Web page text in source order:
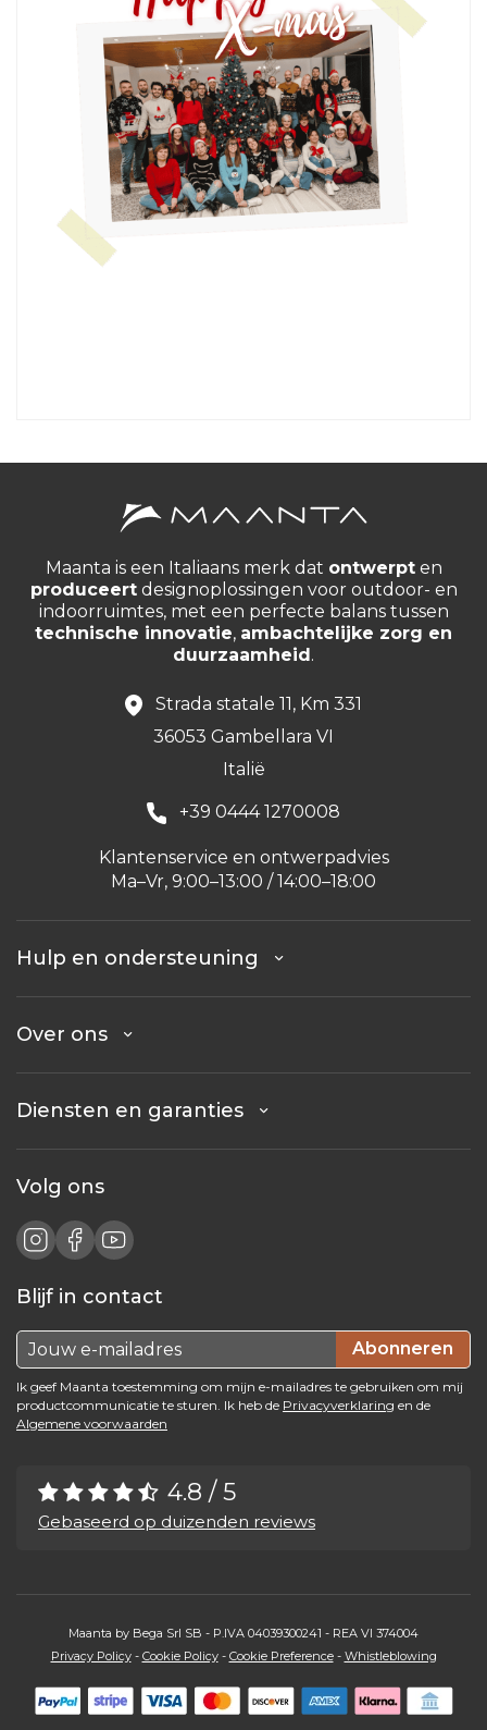
Maanta is een Italiaans merk dat ontwerpten
produceertdesignoplossingen voor outdoor- en
indoorruimtes, met een perfecte balans tussen
technische innovatie, ambachtelijke zorg en
duurzaamheid.
Strada statale 11, Km 331
36053 Gambellara VI
Italië
+39 0444 1270008
Klantenservice en ontwerpadvies
Ma–Vr, 9:00–13:00 / 14:00–18:00
Hulp en ondersteuning
Over ons
Diensten en garanties
Volg ons
Blijf in contact
Abonneren
Ik geef Maanta toestemming om mijn e-mailadres te gebruiken om mij
productcommunicatie te sturen. Ik heb de Privacyverklaring en de
Algemene voorwaarden
4.8 / 5
Gebaseerd op duizenden reviews
Maanta by Bega Srl SB - P.IVA 04039300241 - REA VI 374004
Privacy Policy- Cookie Policy- Cookie Preference- Whistleblowing